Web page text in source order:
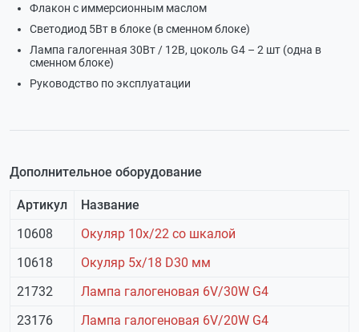
Флакон с иммерсионным маслом
Светодиод 5Вт в блоке (в сменном блоке)
Лампа галогенная 30Вт / 12В, цоколь G4 – 2 шт (одна в
сменном блоке)
Руководство по эксплуатации
Дополнительное оборудование
Артикул
Название
10608
Окуляр 10х/22 со шкалой
10618
Окуляр 5х/18 D30 мм
21732
Лампа галогеновая 6V/30W G4
23176
Лампа галогеновая 6V/20W G4